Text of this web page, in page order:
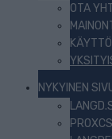
OTA
NYKYINEN